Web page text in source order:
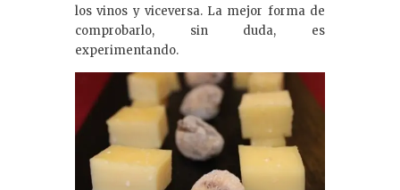
los vinos y viceversa. La mejor forma de
comprobarlo, sin duda, es
experimentando.